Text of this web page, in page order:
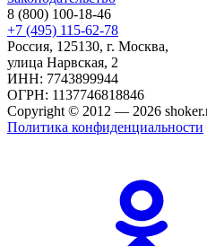
8 (800) 100-18-46
+7 (495) 115-62-78
Россия, 125130, г. Москва,
улица Нарвская, 2
ИНН: 7743899944
ОГРН: 1137746818846
Copyright © 2012 — 2026
Политика конфиденциальности